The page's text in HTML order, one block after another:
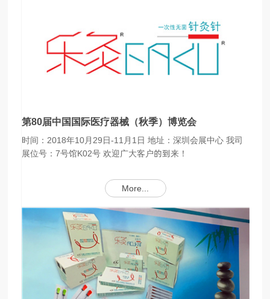
第80届中国国际医疗器械（秋季）博览会
时间：2018年10月29日-11月1日 地址：深圳会展中心 我司
展位号：7号馆K02号 欢迎广大客户的到来！
More...